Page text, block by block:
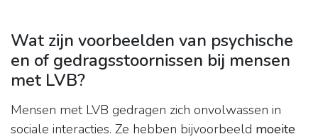
Wat zijn voorbeelden van psychische
en of gedragsstoornissen bij mensen
met LVB?
Mensen met LVB gedragen zich onvolwassen in
sociale interacties. Ze hebben bijvoorbeeld moeite